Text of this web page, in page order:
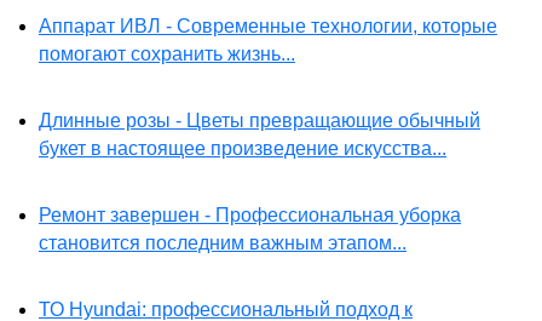
Аппарат ИВЛ - Современные технологии, которые
помогают сохранить жизнь...
Длинные розы - Цветы превращающие обычный
букет в настоящее произведение искусства...
Ремонт завершен - Профессиональная уборка
становится последним важным этапом...
ТО Hyundai: профессиональный подход к